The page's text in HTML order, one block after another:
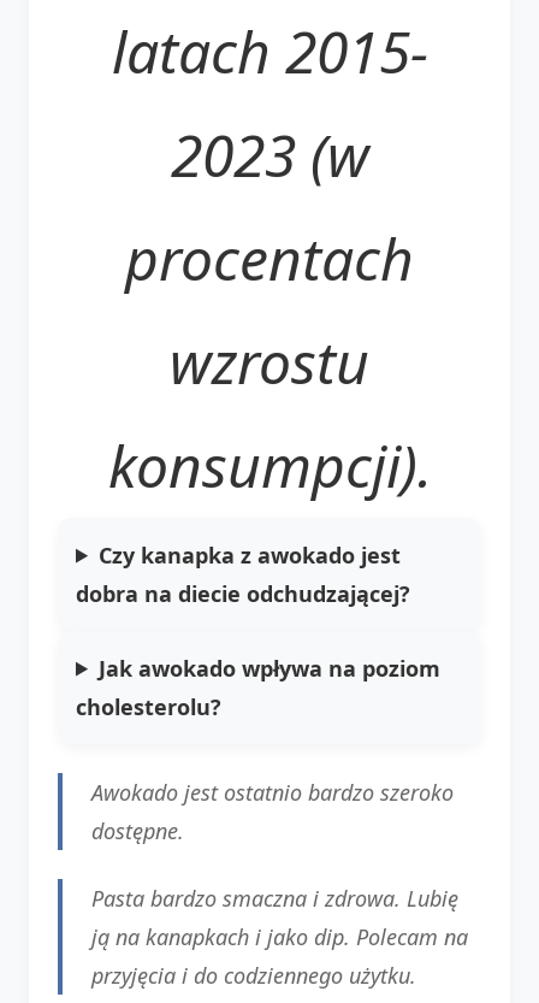
latach 2015-
2023 (w
procentach
wzrostu
konsumpcji).
Czy kanapka z awokado jest
dobra na diecie odchudzającej?
Jak awokado wpływa na poziom
cholesterolu?
Awokado jest ostatnio bardzo szeroko
dostępne.
Pasta bardzo smaczna i zdrowa. Lubię
ją na kanapkach i jako dip. Polecam na
przyjęcia i do codziennego użytku.